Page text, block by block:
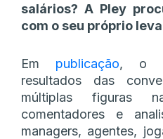
salários? A Pley
com o seu próprio
Em publicação, o
resultados das
múltiplas figuras
comentadores e
managers, agentes,